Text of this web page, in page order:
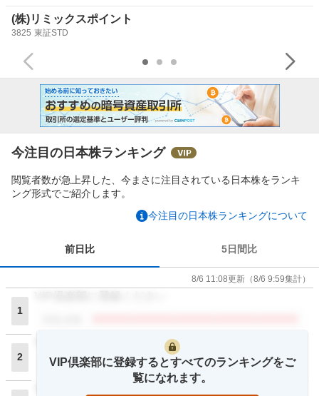
(株)リミックスポイント
3825 東証STD
今注目の日本株ランキング
閲覧者数が急上昇した、今まさに注目されている日本株をランキ
ング形式でご紹介します。
今注目の日本株ランキングについて
前日比 5日間比
8/6 11:08更新 （8/6 9:59集計）
1
2
VIP倶楽部に登録ください
閲覧者数
VIP倶楽部に登録するとすべてのランキングをご
覧になれます。